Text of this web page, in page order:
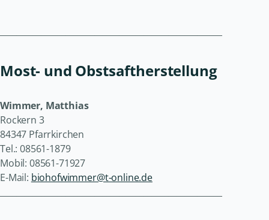
Most- und Obstsaftherstellung
Wimmer, Matthias
Rockern 3
84347 Pfarrkirchen
Tel.: 08561-1879
Mobil: 08561-71927
E-Mail: biohofwimmer@t-online.de